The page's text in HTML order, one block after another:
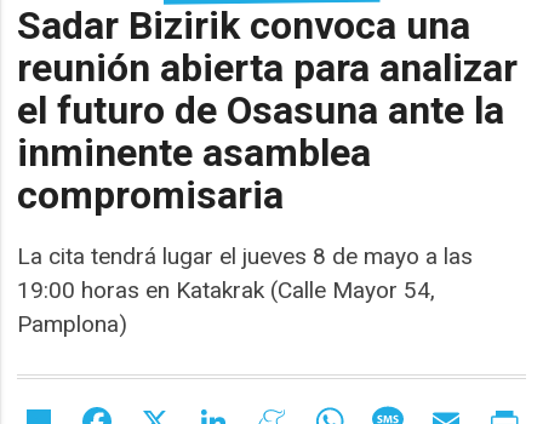
Sadar Bizirik convoca una
reunión abierta para analizar
el futuro de Osasuna ante la
inminente asamblea
compromisaria
La cita tendrá lugar el jueves 8 de mayo a las
19:00 horas en Katakrak (Calle Mayor 54,
Pamplona)
Share Facebook LinkedIn MeneameWhatsAppMessageEmail